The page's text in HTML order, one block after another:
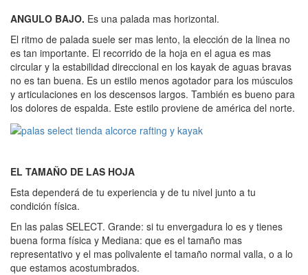
ANGULO BAJO. Es una palada mas horizontal.
El ritmo de palada suele ser mas lento, la elección de la linea no
es tan importante. El recorrido de la hoja en el agua es mas
circular y la estabilidad direccional en los kayak de aguas bravas
no es tan buena. Es un estilo menos agotador para los músculos
y articulaciones en los descensos largos. También es bueno para
los dolores de espalda. Este estilo proviene de américa del norte.
EL TAMAÑO DE LAS HOJA
Esta dependerá de tu experiencia y de tu nivel junto a tu
condición física.
En las palas SELECT. Grande: si tu envergadura lo es y tienes
buena forma física y Mediana: que es el tamaño mas
representativo y el mas polivalente el tamaño normal valla, o a lo
que estamos acostumbrados.